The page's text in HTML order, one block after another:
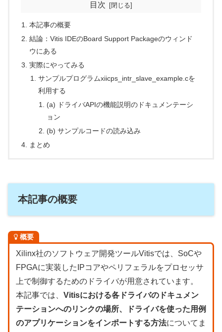
目次
本記事の概要
結論：Vitis IDEのBoard Support Packageのウィンド
ウにある
実際にやってみる
サンプルプログラムxiicps_intr_slave_example.cを
利用する
(a) ドライバAPIの機能説明のドキュメンテーシ
ョン
(b) サンプルコードの読み込み
まとめ
本記事の概要
概要
Xilinx社のソフトウェア開発ツールVitisでは、SoCや
FPGAに実装したIPコアやペリフェラルをプロセッサ
上で制御するためのドライバが用意されています。
本記事では、 Vitisにおける各ドライバのドキュメン
テーションへのリンクの場所、ドライバを使った用例
のアプリケーションをインポートする方法についてま